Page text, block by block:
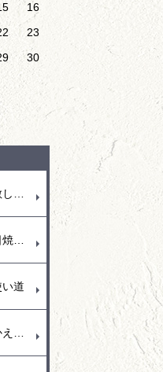
16
23
30
道